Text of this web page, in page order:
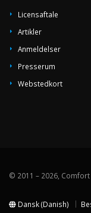
Licensaftale
Artikler
Anmeldelser
Presserum
Webstedkort
© 2011 – 2026,
Dansk (Danish)